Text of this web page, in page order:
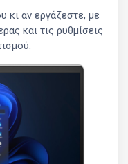
κι αν εργάζεστε, με
και τις ρυθμίσεις